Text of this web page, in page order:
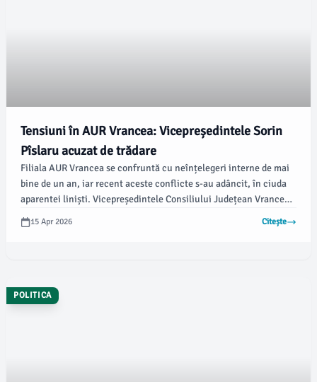
Tensiuni în AUR Vrancea: Vicepreședintele Sorin
Pîslaru acuzat de trădare
Filiala AUR Vrancea se confruntă cu neînțelegeri interne de mai
bine de un an, iar recent aceste conflicte s-au adâncit, în ciuda
aparentei liniști. Vicepreședintele Consiliului Județean Vrancea,
Sorin Pîslaru, a fost criticat de președintele AUR Vrancea, George
Badiu, pentru voturile sale alături de PSD în cadrul ședințelor
15 Apr 2026 Citește
POLITICA